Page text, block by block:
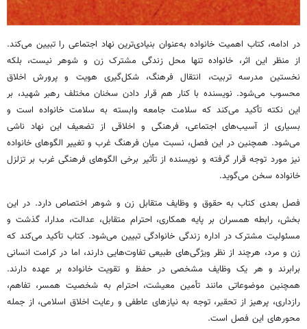
در ادامه، کتاب اهمیت خانواده به‌عنوان بنیادی‌ترین نهاد اجتماعی را تبیین می‌کند.
از منظر این اثر، خانواده تنها محل زندگی مشترک زن و شوهر نیست، بلکه
نخستین مدرسه تربیت، انتقال فرهنگ، شکل‌گیری هویت و پرورش اخلاق
محسوب می‌شود. نویسنده با کنار هم قرار دادن سخنان مختلف رهبر شهید، بر
این نکته تأکید می‌کند که سلامت جامعه وابسته به سلامت خانواده است و
بسیاری از آسیب‌های اجتماعی، فرهنگی و اخلاقی از تضعیف این نهاد ناشی
می‌شود. همچنین در این فصل، نسبت میان فرهنگ غرب و تغییر الگوهای خانواده
نیز مورد توجه قرار گرفته و نویسنده از تأثیر برخی الگوهای فرهنگی غرب بر تزلزل
خانواده سخن می‌گوید.
فصل بعدی کتاب به حقوق و وظایف متقابل زن و شوهر اختصاص دارد. در این
بخش، رابطه همسران بر پایه همکاری، احترام متقابل، عدالت، مدارا، گذشت و
مسئولیت مشترک در اداره زندگی خانوادگی تبیین می‌شود. کتاب تأکید می‌کند که
زن و مرد، هرچند از نظر ویژگی‌های طبیعی تفاوت‌هایی دارند، اما در کرامت انسانی
برابرند و هر یک وظایف مشخصی در حفظ و تقویت خانواده بر عهده دارند.
همچنین موضوعاتی مانند تأمین معیشت، احترام به شخصیت همسر، تفاهم،
رازداری، پرهیز از تحقیر، توجه به نیازهای عاطفی و رعایت اخلاق اسلامی، از جمله
محورهای این فصل است.